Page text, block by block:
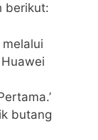
berikut:
butang